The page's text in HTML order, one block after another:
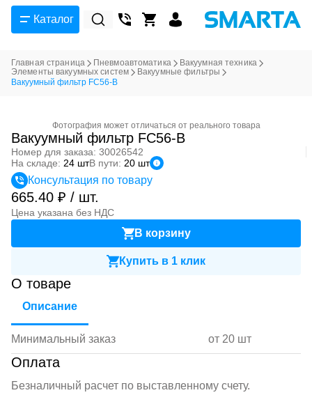
Каталог
Главная страница Пневмоавтоматика
Вакуумная техника
Элементы вакуумных систем
Вакуумные фильтры
Вакуумный фильтр FC56-B
Фотография может отличаться от реального товара
Вакуумный фильтр FC56-B
Номер для заказа: 30026542
На складе: 24 штВ пути: 20 шт
Консультация по товару
665.40 ₽ / шт.
Цена указана без НДС
В корзину
Купить в 1 клик
О товаре
Описание
Минимальный заказ от 20 шт
Оплата
Безналичный расчет по выставленному счету.